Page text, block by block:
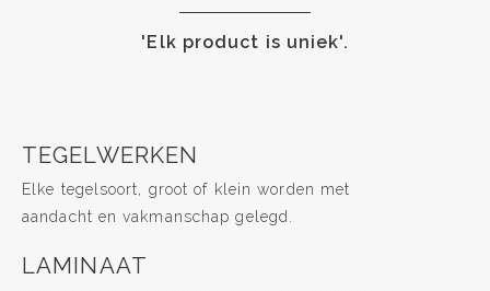
'Elk product is uniek'.
TEGELWERKEN
Elke tegelsoort, groot of klein worden met
aandacht en vakmanschap gelegd.
LAMINAAT